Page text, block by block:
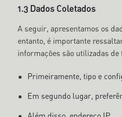
1.3 Dados Coletados
A seguir, apresentamos os
entanto, é importante
informações são utilizadas
Primeiramente, tipo e
Em segundo lugar,